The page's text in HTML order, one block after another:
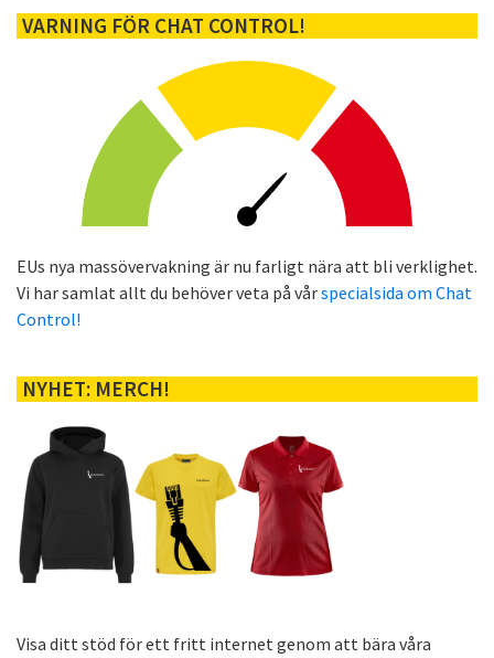
VARNING FÖR CHAT CONTROL!
EUs nya massövervakning är nu farligt nära att bli verklighet.
Vi har samlat allt du behöver veta på vårspecialsida om Chat
Control!
NYHET: MERCH!
Visa ditt stöd för ett fritt internet genom att bära våra